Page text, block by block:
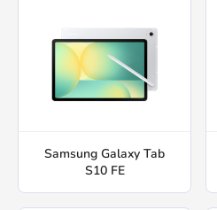
Samsung Galaxy Tab
S10 FE